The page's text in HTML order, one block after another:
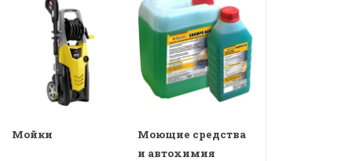
Мойки
Моющие средства
и автохимия